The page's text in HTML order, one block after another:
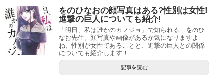
ています。
他にも、読者投稿型の体験談を漫画化したものや、挿絵や
キャラクターデザインまで手掛けています。
幼稚園や幼少時代が舞台だったり、出産体験談などの子供
が出てくる漫画を多く描いていますが、「おってけ！3ハロ
をのひなおの顔写真はある?性別は女性!
進撃の巨人についても紹介!
「明日、私は誰かのカノジョ」で知られる、をのひ
なお先生。顔写真や画像があるか気になりますよ
ね。性別が女性であることと、進撃の巨人との関係
についても紹介します！
記事を読む